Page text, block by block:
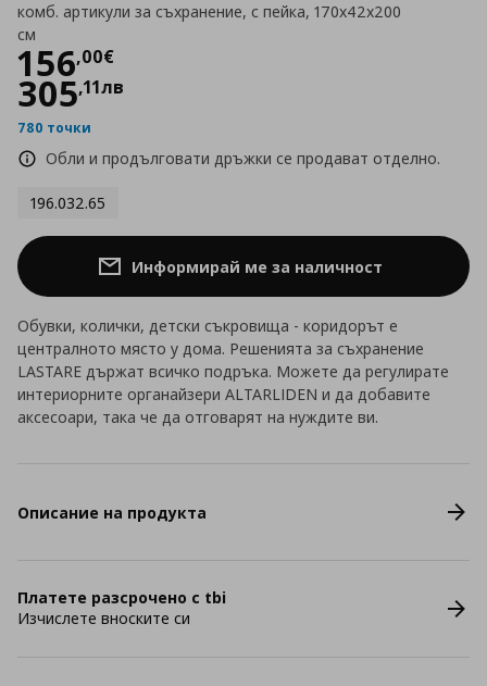
комб. артикули за съхранение, с пейка, 170x42x200
см
156,00€
Цена
305,11лв
780 точки
Обли и продълговати дръжки се продават отделно.
196.032.65
Информирай ме за наличност
Обувки, колички, детски съкровища - коридорът е
централното място у дома. Решенията за съхранение
LASTARE държат всичко подръка. Можете да регулирате
интериорните органайзери ALTARLIDEN и да добавите
аксесоари, така че да отговарят на нуждите ви.
Описание на продукта
Платете разсрочено с tbi
Изчислете вноските си